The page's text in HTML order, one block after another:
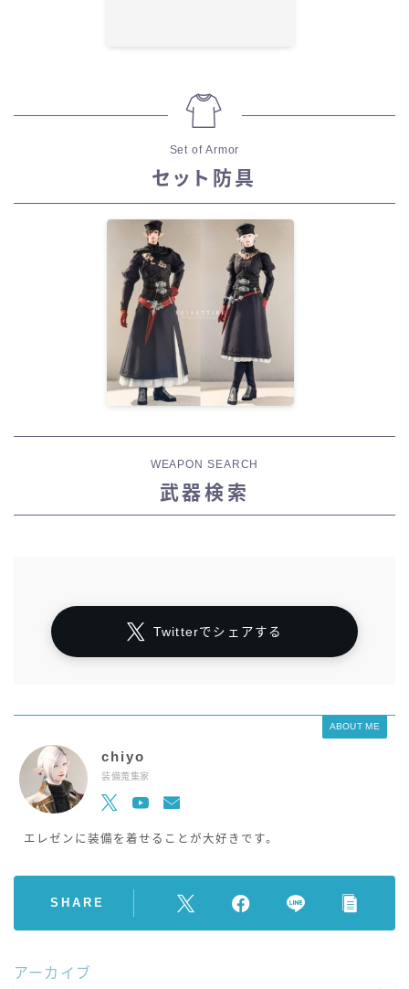
Set of Armor
セット防具
WEAPON SEARCH
武器検索
Twitterでシェアする
ABOUT ME
chiyo
装備蒐集家
エレゼンに装備を着せることが大好きです。
SHARE
アーカイブ